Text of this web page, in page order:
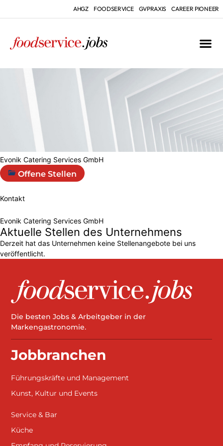
AHGZ FOODSERVICE GVPRAXIS CAREER PIONEER
Evonik Catering Services GmbH
Offene Stellen
Kontakt
Evonik Catering Services GmbH
Aktuelle Stellen des Unternehmens
Derzeit hat das Unternehmen keine Stellenangebote bei uns
veröffentlicht.
Die besten Jobs & Arbeitgeber in der
Markengastronomie.
Jobbranchen
Führungskräfte und Management
Kunst, Kultur und Events
Service & Bar
Küche